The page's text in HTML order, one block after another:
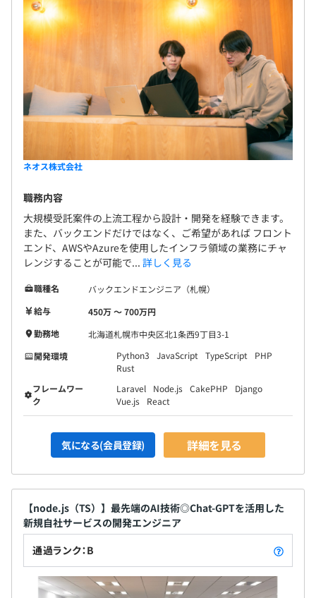
ネオス株式会社
職務内容
大規模受託案件の上流工程から設計・開発を経験できます。
また、バックエンドだけではなく、ご希望があれば フロント
エンド、AWSやAzureを使用したインフラ領域の業務にチャ
レンジすることが可能で... 詳しく見る
職種名
バックエンドエンジニア（札幌）
給与
450万 〜 700万円
勤務地
北海道札幌市中央区北1条西9丁目3-1
開発環境
Python3 JavaScript TypeScript
PHP
Rust
フレームワー
ク
Laravel Node.js CakePHP
Django
Vue.js
React
気になる(会員登録) 詳細を見る
【node.js（TS）】最先端のAI技術◎Chat-GPTを活用した
新規自社サービスの開発エンジニア
通過ランク：B